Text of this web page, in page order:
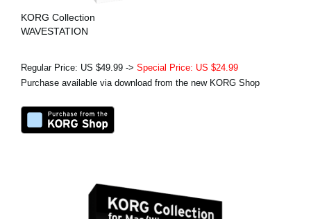
KORG Collection
WAVESTATION
Regular Price: US $49.99 -> Special Price: US $24.99
Purchase available via download from the new KORG Shop